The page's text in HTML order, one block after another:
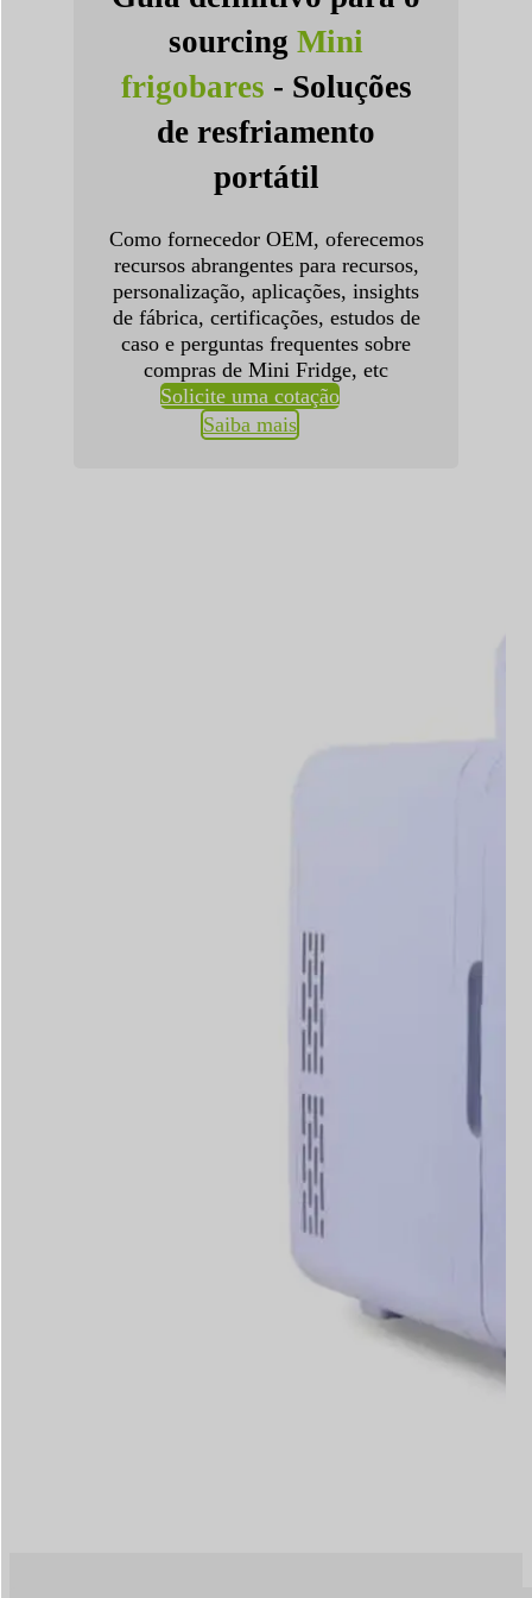
sourcing Mini
frigobares - Soluções
de resfriamento
portátil
Como fornecedor OEM, oferecemos
recursos abrangentes para recursos,
personalização, aplicações, insights
de fábrica, certificações, estudos de
caso e perguntas frequentes sobre
compras de Mini Fridge, etc
Solicite uma cotação
Saiba mais